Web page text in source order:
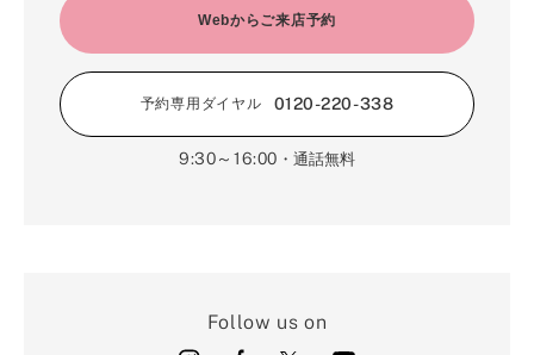
Webからご来店予約
予約専用ダイヤル 0120-220-338
9:30～16:00 ・通話無料
Follow us on